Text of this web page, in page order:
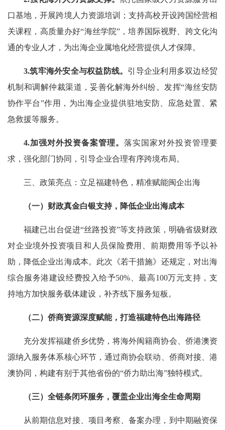
口基地，开展跨境人力资源培训；支持高校开设跨国经营相
关课程，高质量办好“海丝学院”，培养国际视野、跨文化沟
通的专业人才，为出海企业属地化经营提供人才保障。
3.筑牢海外安全与权益防线。 引导企业利用多双边经贸
机制和调解仲裁渠道，妥善化解海外纠纷。发挥“海丝安防
协作平台”作用，为出海企业提供驻地安防、应急处置、紧
急救援等服务。
4.加强对外投资备案管理。 落实国家对外投资管理要
求，强化部门协同，引导企业合理有序跨境布局。
三、政策亮点：立足福建特色，精准赋能闽企出海
（一）财政真金白银支持，降低企业出海成本
福建已出台促进“丝路投资”等支持政策，明确省级财政
对企业境外投资项目和人员保险费用、前期费用等予以补
助，降低企业出海成本。此次《若干措施》还规定，对出海
综合服务港建设经费投入给予50%、最高100万元支持，支
持地方加快服务载体建设，补齐线下服务短板。
（二）侨商资源深度赋能，打造福建特色出海路径
充分发挥福建侨乡优势，将海外闽籍商协会、侨港澳资
源纳入服务体系核心环节，通过商协会联动、侨商对接、港
澳协同，构建有别于其他省份的“侨力助出海”独特模式。
（三）全链条闭环服务，覆盖企业出海全生命周期
从前期信息对接、项目考察、备案办理，到中期融资保